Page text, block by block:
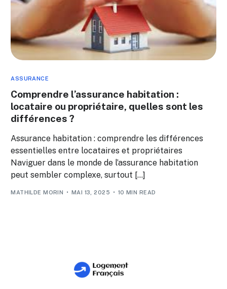
ASSURANCE
Comprendre l’assurance habitation :
locataire ou propriétaire, quelles sont les
différences ?
Assurance habitation : comprendre les différences
essentielles entre locataires et propriétaires
Naviguer dans le monde de l’assurance habitation
peut sembler complexe, surtout […]
MATHILDE MORIN MAI 13, 2025 10 MIN READ